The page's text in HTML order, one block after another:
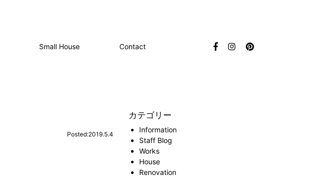
Small House Contact
Posted:2019.5.4
カテゴリー
Information
Staff Blog
Works
House
Renovation